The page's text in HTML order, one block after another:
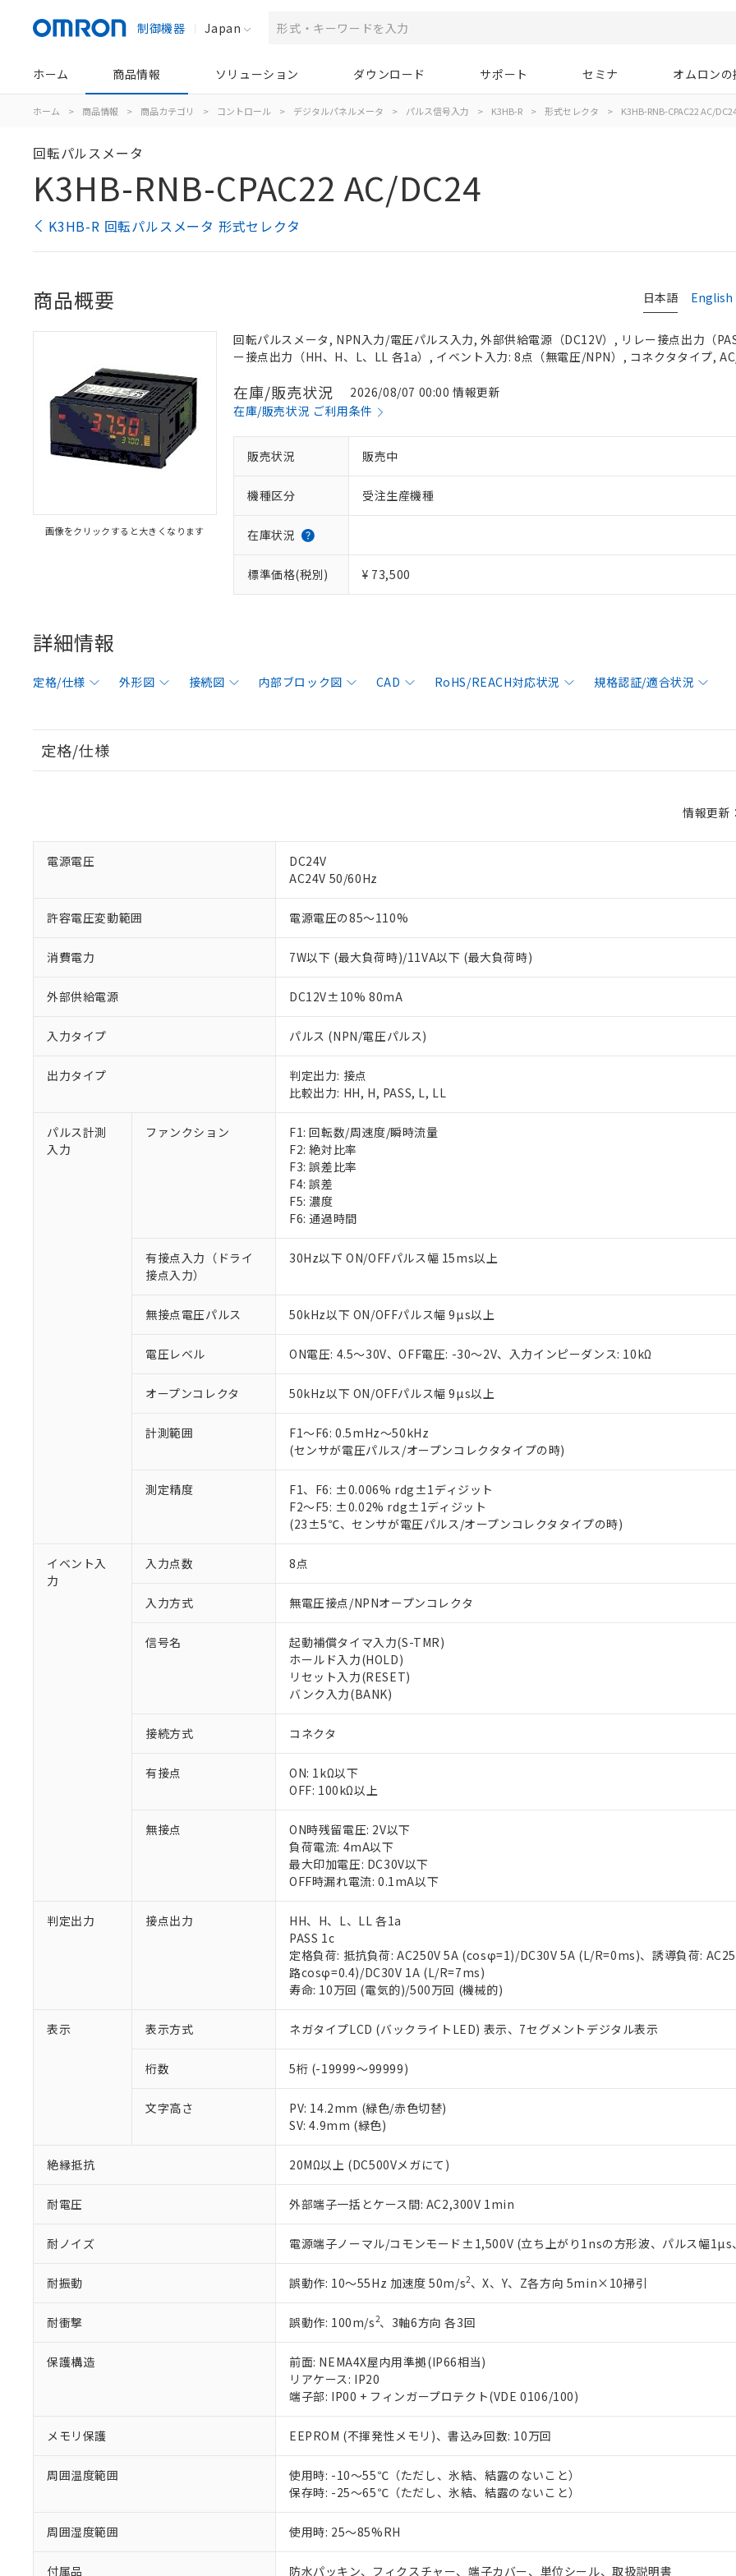
制御機器 Japan
ホーム 商品情報 ソリューション ダウンロード サポート セミナ オムロン
ホーム > 商品情報 > 商品カテゴリ > コントロール > デジタルパネルメータ > パルス信号入力 > K3HB-R > 形式セレクタ > K3HB-RNB-CPAC22 AC/
回転パルスメータ
K3HB-RNB-CPAC22 AC/DC24
K3HB-R 回転パルスメータ 形式セレクタ
日本語 English
商品概要
画像をクリックすると大きくなります
回転パルスメータ, NPN入力/電圧パルス入力, 外部供給電源（DC12V）, リレー接点出力（
ー接点出力（HH、H、L、LL 各1a）, イベント入力: 8点（無電圧/NPN）, コネクタタイプ,
在庫/販売状況
2026/08/07 00:00 情報更新
在庫/販売状況 ご利用条件
販売状況 販売中
機種区分 受注生産機種
在庫状況
標準価格(税別) ¥ 73,500
詳細情報
定格/仕様 外形図 接続図 内部ブロック図 CAD RoHS/REACH対応状況 規格認証/適合状況
定格/仕様
情報更
電源電圧
DC24V
AC24V 50/60Hz
許容電圧変動範囲 電源電圧の85～110%
消費電力 7W以下 (最大負荷時)/11VA以下 (最大負荷時)
外部供給電源 DC12V±10% 80mA
入力タイプ パルス (NPN/電圧パルス)
出力タイプ
判定出力: 接点
比較出力: HH, H, PASS, L, LL
パルス計測
入力
ファンクション
F1: 回転数/周速度/瞬時流量
F2: 絶対比率
F3: 誤差比率
F4: 誤差
F5: 濃度
F6: 通過時間
有接点入力（ドライ
接点入力）
30Hz以下 ON/OFFパルス幅 15ms以上
無接点電圧パルス 50kHz以下 ON/OFFパルス幅 9µs以上
電圧レベル ON電圧: 4.5～30V、OFF電圧: -30～2V、入力インピーダンス: 10kΩ
オープンコレクタ 50kHz以下 ON/OFFパルス幅 9µs以上
計測範囲
F1～F6: 0.5mHz～50kHz
(センサが電圧パルス/オープンコレクタタイプの時)
測定精度
F1、F6: ±0.006% rdg±1ディジット
F2～F5: ±0.02% rdg±1ディジット
(23±5℃、センサが電圧パルス/オープンコレクタタイプの時)
イベント入
力
入力点数 8点
入力方式 無電圧接点/NPNオープンコレクタ
信号名
起動補償タイマ入力(S-TMR)
ホールド入力(HOLD)
リセット入力(RESET)
バンク入力(BANK)
接続方式 コネクタ
有接点
ON: 1kΩ以下
OFF: 100kΩ以上
無接点
ON時残留電圧: 2V以下
負荷電流: 4mA以下
最大印加電圧: DC30V以下
OFF時漏れ電流: 0.1mA以下
判定出力 接点出力
HH、H、L、LL 各1a
PASS 1c
定格負荷: 抵抗負荷: AC250V 5A (cosφ=1)/DC30V 5A (L/R=0ms)、誘導負荷:
路cosφ=0.4)/DC30V 1A (L/R=7ms)
寿命: 10万回 (電気的)/500万回 (機械的)
表示 表示方式 ネガタイプLCD (バックライトLED) 表示、7セグメントデジタル表示
桁数 5桁 (-19999～99999)
文字高さ
PV: 14.2mm (緑色/赤色切替)
SV: 4.9mm (緑色)
絶縁抵抗 20MΩ以上 (DC500Vメガにて)
耐電圧 外部端子一括とケース間: AC2,300V 1min
耐ノイズ 電源端子ノーマル/コモンモード±1,500V (立ち上がり1nsの方形波、パルス幅
耐振動 誤動作: 10～55Hz 加速度 50m/s2、X、Y、Z各方向 5min×10掃引
耐衝撃 誤動作: 100m/s2、3軸6方向 各3回
保護構造
前面: NEMA4X屋内用準拠(IP66相当)
リアケース: IP20
端子部: IP00 + フィンガープロテクト(VDE 0106/100)
メモリ保護 EEPROM (不揮発性メモリ)、書込み回数: 10万回
周囲温度範囲
使用時: -10～55℃（ただし、氷結、結露のないこと）
保存時: -25～65℃（ただし、氷結、結露のないこと）
周囲湿度範囲 使用時: 25～85%RH
付属品 防水パッキン、フィクスチャー、端子カバー、単位シール、取扱説明書
ご利用条件
以下の条件をお読みいただき、同意のうえご利用ください。
本サービスは、当社制御機器事業取扱商品の当社在庫状況および標準価格(税抜)を
くものです。
当社制御機器事業取扱商品の中には、本サービスの対象外となる商品もあることを
在庫状況および標準価格照会結果は、記載している更新日時点での社内データに基
のであり、閲覧された時点での実際の在庫および標準価格とは異なる場合があるこ
い。
正式な納期状況および標準価格はお客様のお取引先、またはお客様担当のオムロ
オムロン制御機器販売店や当社販売拠点は「
在庫状況および標準価格結果を当社の事前の承諾なく第三者に漏洩または開示しな
す。
マイパーツ機能（部品リスト作成サービス）をご利用いただくには、I-Webメンバ
ている必要があります。
お客様が当ウェブサイト上で当社にご登録された部品リストについて、当社および
が、当社の製品・サービスに関するお客様との取引・商談に必要な範囲で利用する
さい。
※当社の共同利用者とは、"個人情報の共同利用に関して"
いる法人を指します。
※1 対応状況
対応済み：EU RoHS指令（10物質）の非含有に対応した製品が提供可能な商品です。
対応予定なし：EU RoHS指令（10物質）の非含有に非対応の商品で、対応品を出す予
調査・確認中：EU RoHS指令（10物質）の非含有の対応状況を調査中または確認中の商
仕入先様の事情により、非含有部品としていたものが、含有品と判明した場合などやむ
があります。
*EU RoHS指令（10物質）：
フタル酸ビス(2-エチルヘキシル) (DEHP)(別名：DOP) 1000ppm以下、フタル酸ブチルベンジル（BBP）
フタル酸エステル類の４物質については閾値を超える意図的な使用がないことを確認しています。
※2 対応予定月
部品在庫の切り替え状況などにより、予定月が前後することがあります。
※3 非含有証明書ダウンロード
下記の非含有証明書をダウンロードすることができます。
EU RoHS指令（10物質）の非含有証明書
51物質の非含有証明書（当社基準）
※本証明書は発行日時点で非含有を証明するもので、過去に遡って非含有を証明するも
また、RoHS指令のフタル酸エステル類４物質の対応では、対応完了までの期間は出
混在することから備考欄に対応日を記載しておりました。
既に当社にて対応品への在庫切替を完了していることから、特段のことがない限り、
※1 中国RoHS○×表
「○」：最大均質材料含有率が中国RoHSの基準値以下であることを示します。
「×」：最大均質材料含有率が中国RoHSの基準値を超えていることを示します。
*中国RoHS10物質の基準値 (GB/T26572)：
Pb(鉛) :1000ppm、 Hg(水銀) : 1000ppm、 Cd(カドミウム) : 100ppm、
Cr(Ⅵ)(六価クロム) : 1000ppm、 PBBs(ポリ臭化ビフェニル類) : 1000ppm、 PBDEs(ポリ臭化ジフェニルエーテ
DBP(フタル酸ジブチル) : 1000ppm、 DIBP(フタル酸ジイソブチル) : 1000ppm、 BBP(フタル酸ブチルベンジル)
DEHP(フタル酸ビス(2-エチルヘキシル)) : 1000ppm
※2 環境保護使用期限
「ｅ」：有害物質（10物質）のすべてが基準値以下であることを示します。
「10」：通常の使用状況下において有害物質が外部に漏えいし、環境に深刻な影響を及
「－」：未確認です。当社販売部門へお問い合わせください。
当社は、これら貴社製品のうち、外国為替および外国貿易法に定める商品（以下｢
う）を輸出または国外への提供する場合は、日本国政府の輸出許可(または役務取
などの必要な手続きをとります。
当社は規制貨物を破棄する場合は、完全に破砕するなど、違法に輸出されないよう
ます。
当社は貴社製品を、核兵器、ミサイル、化学兵器、生物兵器またはその他武器並び
また当社は、販売先および販売に係わる関係者が違法に輸出するおそれがある場合
たしません。
号
○ 一定数以上の在庫あり
－
在庫なし(最新の在庫状況については、お客様のお取引先、またはお客様担当
機器販売店・当社販売員にご確認ください)
空
白
受注生産機種、また在庫状況の情報を公開していない機種